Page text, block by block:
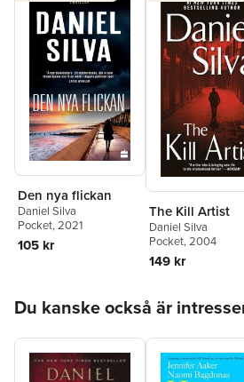
Den nya flickan
Daniel Silva
Pocket, 2021
105 kr
The Kill Artist
Daniel Silva
Pocket, 2004
149 kr
Du kanske också är